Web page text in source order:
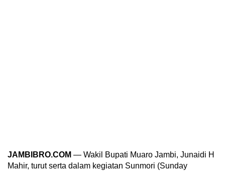
JAMBIBRO.COM — Wakil Bupati Muaro Jambi, Junaidi H
Mahir, turut serta dalam kegiatan Sunmori (Sunday